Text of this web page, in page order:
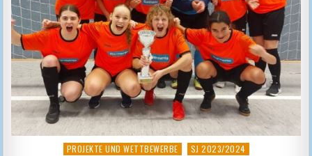
Posted
PROJEKTE UND WETTBEWERBE SJ 2023/2024